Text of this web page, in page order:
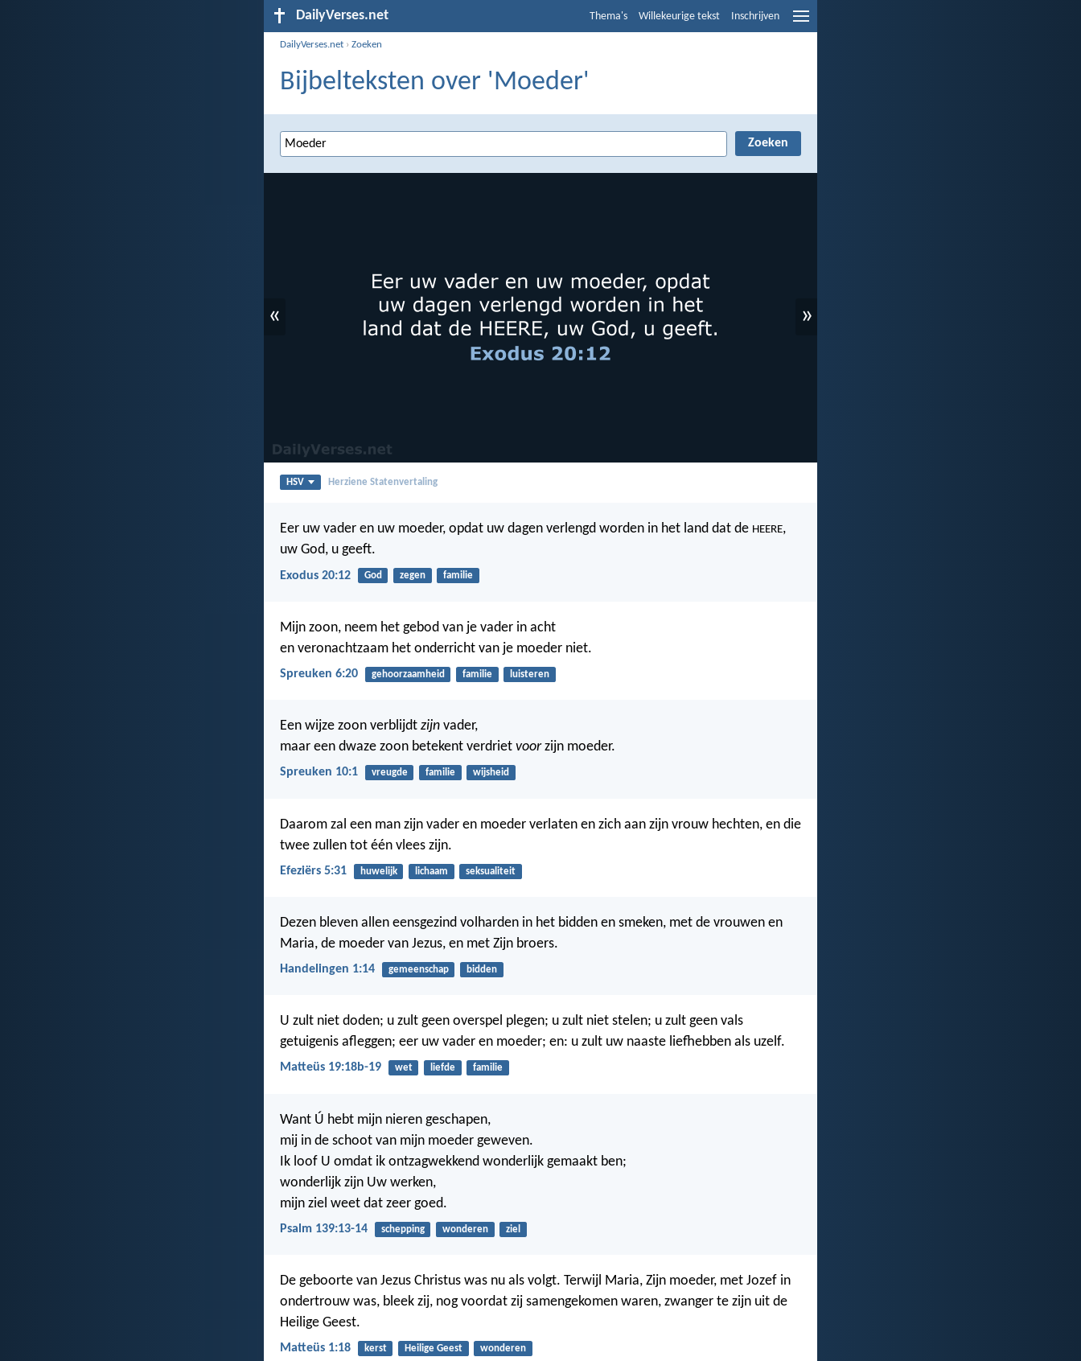
DailyVerses.net Thema's Willekeurige tekst Inschrijven
DailyVerses.net ›Zoeken
Bijbelteksten over 'Moeder'
« »
HSV Herziene Statenvertaling
Eer uw vader en uw moeder, opdat uw dagen verlengd worden in het land dat de HEERE,
uw God, u geeft.
Exodus 20:12 God zegen familie
Mijn zoon, neem het gebod van je vader in acht
en veronachtzaam het onderricht van je moeder niet.
Spreuken 6:20 gehoorzaamheid familie luisteren
Een wijze zoon verblijdt zijn vader,
maar een dwaze zoon betekent verdriet voorzijn moeder.
Spreuken 10:1 vreugde familie wijsheid
Daarom zal een man zijn vader en moeder verlaten en zich aan zijn vrouw hechten, en die
twee zullen tot één vlees zijn.
Efeziërs 5:31 huwelijk lichaam seksualiteit
Dezen bleven allen eensgezind volharden in het bidden en smeken, met de vrouwen en
Maria, de moeder van Jezus, en met Zijn broers.
Handelingen 1:14 gemeenschap bidden
U zult niet doden; u zult geen overspel plegen; u zult niet stelen; u zult geen vals
getuigenis afleggen; eer uw vader en moeder; en: u zult uw naaste liefhebben als uzelf.
Matteüs 19:18b-19 wet liefde familie
Want Ú hebt mijn nieren geschapen,
mij in de schoot van mijn moeder geweven.
Ik loof U omdat ik ontzagwekkend wonderlijk gemaakt ben;
wonderlijk zijn Uw werken,
mijn ziel weet dat zeer goed.
Psalm 139:13-14 schepping wonderen ziel
De geboorte van Jezus Christus was nu als volgt. Terwijl Maria, Zijn moeder, met Jozef in
ondertrouw was, bleek zij, nog voordat zij samengekomen waren, zwanger te zijn uit de
Heilige Geest.
Matteüs 1:18 kerst Heilige Geest wonderen